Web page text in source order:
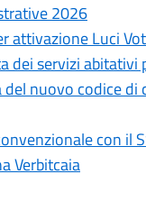
2026
attivazione Luci
dei servizi
nuovo codice
con il
Verbitcaia